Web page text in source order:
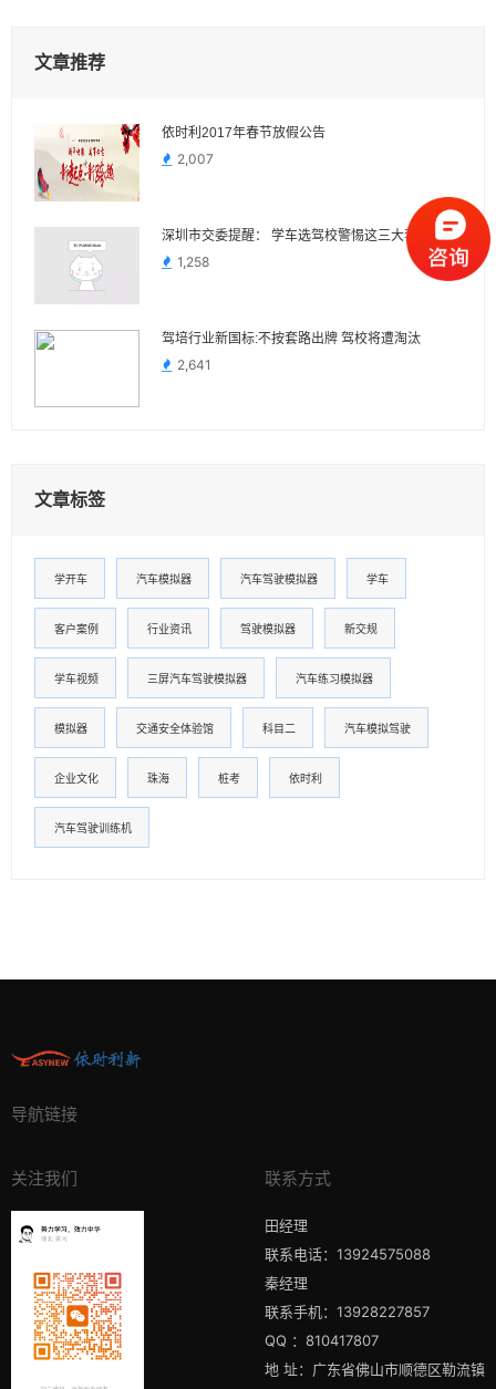
文章推荐
依时利2017年春节放假公告
2,007
深圳市交委提醒： 学车选驾校警惕这三大套路
1,258
驾培行业新国标:不按套路出牌 驾校将遭淘汰
2,641
文章标签
学开车 汽车模拟器 汽车驾驶模拟器 学车
客户案例 行业资讯 驾驶模拟器 新交规
学车视频 三屏汽车驾驶模拟器 汽车练习模拟器
模拟器 交通安全体验馆 科目二 汽车模拟驾驶
企业文化 珠海 桩考 依时利
汽车驾驶训练机
导航链接
关注我们 联系方式
田经理
联系电话：13924575088
秦经理
联系手机：13928227857
QQ ：810417807
地 址：广东省佛山市顺德区勒流镇